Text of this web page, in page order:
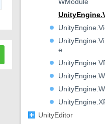
e
UnityEditor